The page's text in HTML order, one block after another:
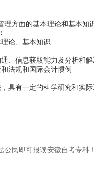
方面的基本理论和基本
论、基本知识
、信息获取能力及分析和
法规和国际会计惯例
具有一定的科学研究和实际
民即可报读安徽自考专科！